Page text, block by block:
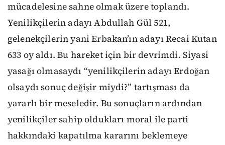
mücadelesine sahne olmak üzere toplandı.
Yenilikçilerin adayı Abdullah Gül 521,
gelenekçilerin yani Erbakan’ın adayı Recai Kutan
633 oy aldı. Bu hareket için bir devrimdi. Siyasi
yasağı olmasaydı “yenilikçilerin adayı Erdoğan
olsaydı sonuç değişir miydi?” tartışması da
yararlı bir meseledir. Bu sonuçların ardından
yenilikçiler sahip oldukları moral ile parti
hakkındaki kapatılma kararını beklemeye